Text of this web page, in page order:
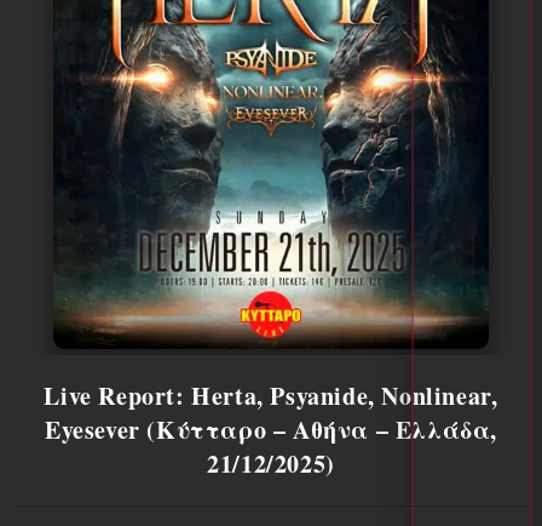
Live Report: Herta, Psyanide, Nonlinear,
Eyesever (Κύτταρο – Αθήνα – Ελλάδα,
21/12/2025)